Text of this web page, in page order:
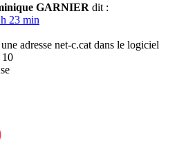
GARNIER dit :
23 min
adresse net-c.cat dans le logiciel